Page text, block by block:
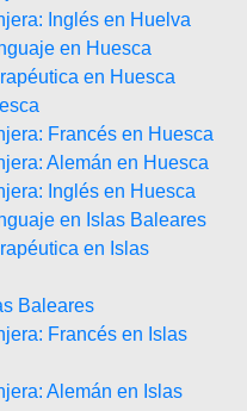
Inglés en Huelva
en Huesca
en Huesca
Francés en Huesca
Alemán en Huesca
Inglés en Huesca
en Islas Baleares
en Islas
Baleares
Francés en Islas
Alemán en Islas